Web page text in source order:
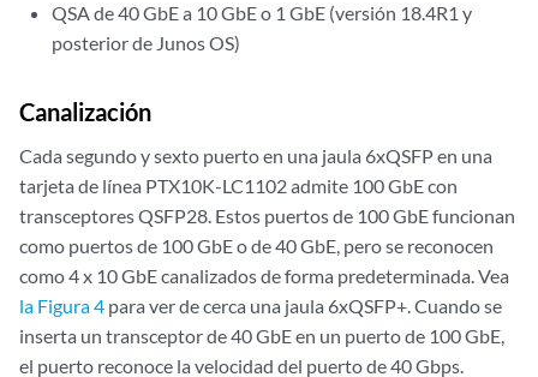
QSA de 40 GbE a 10 GbE o 1 GbE (versión 18.4R1 y
posterior de Junos OS)
Canalización
Cada segundo y sexto puerto en una jaula 6xQSFP en una
tarjeta de línea PTX10K-LC1102 admite 100 GbE con
transceptores QSFP28. Estos puertos de 100 GbE funcionan
como puertos de 100 GbE o de 40 GbE, pero se reconocen
como 4 x 10 GbE canalizados de forma predeterminada. Vea
la Figura 4 para ver de cerca una jaula 6xQSFP+. Cuando se
inserta un transceptor de 40 GbE en un puerto de 100 GbE,
el puerto reconoce la velocidad del puerto de 40 Gbps.